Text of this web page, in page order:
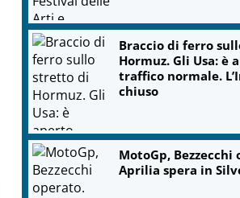
Braccio di ferro
Hormuz. Gli Usa: è
traffico normale.
chiuso
MotoGp, Bezzecchi
Aprilia spera in